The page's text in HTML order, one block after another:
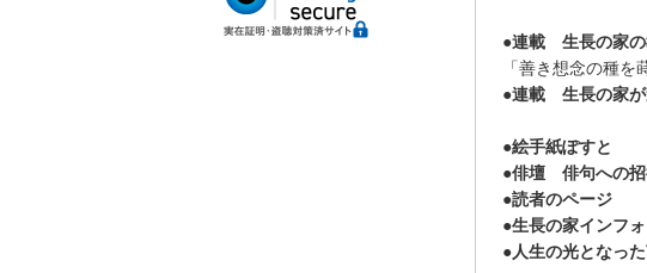
●連載 生長の家の
「善き想念の種を
●連載 生長の家が
●絵手紙ぽすと
●俳壇 俳句への
●読者のページ
●生長の家インフ
●人生の光となっ